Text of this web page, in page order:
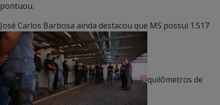
pontuou.
José Carlos Barbosa ainda destacou que MS possui 1.517
quilômetros de